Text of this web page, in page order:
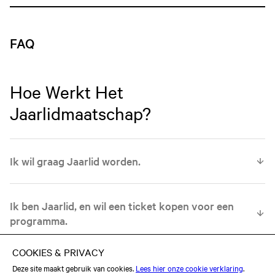
FAQ
Hoe Werkt Het
Jaarlidmaatschap?
Ik wil graag Jaarlid worden.
link.
Ik ben Jaarlid, en wil een ticket kopen voor een
programma.
Bij aanschaf van je ticket op Ticketmaster.nl vul je de code
van jouw Jaarlidmaatschap in. Hierdoor bespaar je 4,50 per
Ik wil het gratis Jaarleden-aanbod bezoeken